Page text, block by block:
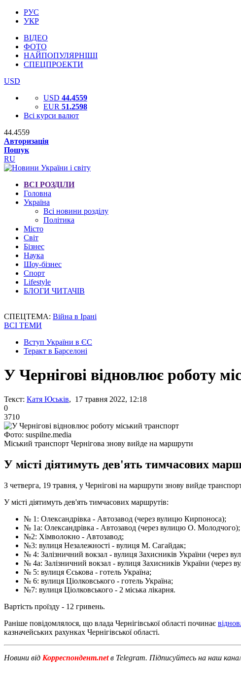
РУС
УКР
ВІДЕО
ФОТО
НАЙПОПУЛЯРНІШІ
СПЕЦПРОЕКТИ
USD
USD 44.4559
EUR 51.2598
Всі курси валют
44.4559
Авторизація
Пошук
RU
ВСІ РОЗДІЛИ
Головна
Україна
Всі новини розділу
Політика
Місто
Світ
Бізнес
Наука
Шоу-бізнес
Спорт
Lifestyle
БЛОГИ ЧИТАЧІВ
СПЕЦТЕМА: Війна в Ірані
ВСІ ТЕМИ
Вступ України в ЄС
Теракт в Барселоні
У Чернігові відновлює роботу
Текст: Катя Юськів, 17 травня 2022, 12:18
0
3710
Фото: suspilne.media
Міський транспорт Чернігова знову вийде на маршрути
У місті діятимуть дев'ять тимчасових
З четверга, 19 травня, у Чернігові на маршрути знову вийде
У місті діятимуть дев'ять тимчасових маршрутів:
№ 1: Олександрівка - Автозавод (через вулицю Кирпоноса);
№ 1а: Олександрівка - Автозавод (через вулицю О. Молодчого);
№2: Хімволокно - Автозавод;
№3: вулиця Незалежності - вулиця М. Сагайдак;
№ 4: Залізничний вокзал - вулиця Захисників України (через
№ 4а: Залізничний вокзал - вулиця Захисників України (через
№ 5: вулиця Єськова - готель Україна;
№ 6: вулиця Ціолковського - готель Україна;
№7: вулиця Ціолковського - 2 міська лікарня.
Вартість проїзду - 12 гривень.
Раніше повідомлялося, що влада Чернігівської області починає
казначейських рахунках Чернігівської області.
Новини від Корреспондент.netв Telegram. Підписуйтесь на наш